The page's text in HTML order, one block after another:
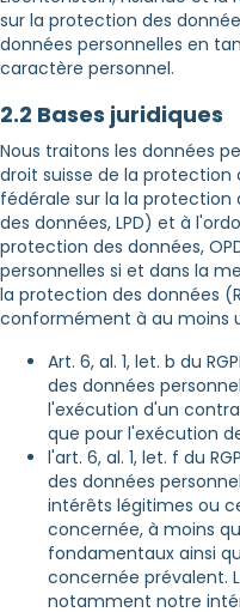
sur la protection des
données personnelles en
caractère personnel.
2.2 Bases juridiques
Nous traitons les données
droit suisse de la protection
fédérale sur la la protection
des données, LPD) et à
protection des données,
personnelles si et dans la
la protection des données
conformément à au moins
Art. 6, al. 1, let. b du
des données
l'exécution d'un
que pour l'exécution
l'art. 6, al. 1, let. f du
des données
intérêts légitimes ou
concernée, à moins
fondamentaux ainsi
concernée prévalent.
notamment notre